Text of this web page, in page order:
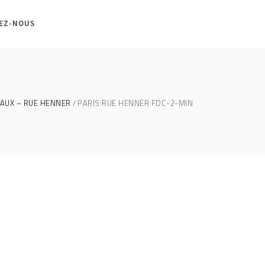
NOUS
– RUE HENNER PARIS RUE HENNER FDC-2-MIN